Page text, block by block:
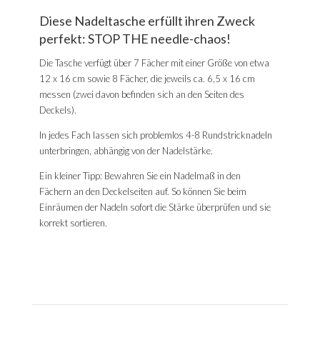
Diese Nadeltasche erfüllt ihren Zweck
perfekt: STOP THE needle-chaos!
Die Tasche verfügt über 7 Fächer mit einer Größe von etwa
12 x 16 cm sowie 8 Fächer, die jeweils ca. 6,5 x 16 cm
messen (zwei davon befinden sich an den Seiten des
Deckels).
In jedes Fach lassen sich problemlos 4-8 Rundstricknadeln
unterbringen, abhängig von der Nadelstärke.
Ein kleiner Tipp: Bewahren Sie ein Nadelmaß in den
Fächern an den Deckelseiten auf. So können Sie beim
Einräumen der Nadeln sofort die Stärke überprüfen und sie
korrekt sortieren.